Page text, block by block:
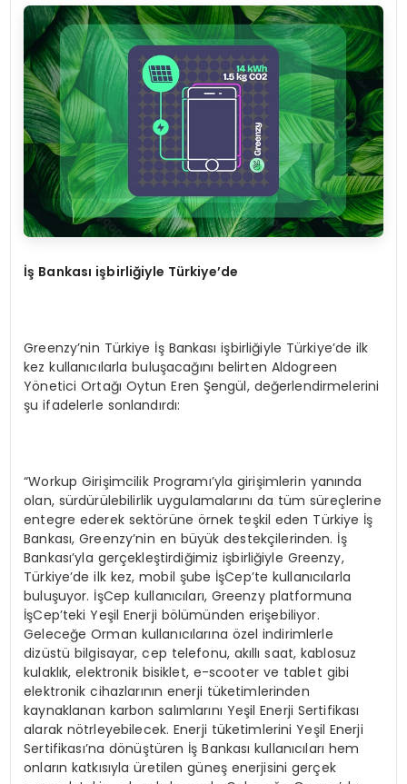
İş Bankası işbirliğiyle Türkiye’de
Greenzy’nin Türkiye İş Bankası işbirliğiyle Türkiye’de ilk
kez kullanıcılarla buluşacağını belirten Aldogreen
Yönetici Ortağı Oytun Eren Şengül, değerlendirmelerini
şu ifadelerle sonlandırdı:
“Workup Girişimcilik Programı’yla girişimlerin yanında
olan, sürdürülebilirlik uygulamalarını da tüm süreçlerine
entegre ederek sektörüne örnek teşkil eden Türkiye İş
Bankası, Greenzy’nin en büyük destekçilerinden. İş
Bankası’yla gerçekleştirdiğimiz işbirliğiyle Greenzy,
Türkiye’de ilk kez, mobil şube İşCep’te kullanıcılarla
buluşuyor. İşCep kullanıcıları, Greenzy platformuna
İşCep’teki Yeşil Enerji bölümünden erişebiliyor.
Geleceğe Orman kullanıcılarına özel indirimlerle
dizüstü bilgisayar, cep telefonu, akıllı saat, kablosuz
kulaklık, elektronik bisiklet, e-scooter ve tablet gibi
elektronik cihazlarının enerji tüketimlerinden
kaynaklanan karbon salımlarını Yeşil Enerji Sertifikası
alarak nötrleyebilecek. Enerji tüketimlerini Yeşil Enerji
Sertifikası’na dönüştüren İş Bankası kullanıcıları hem
onların katkısıyla üretilen güneş enerjisini gerçek